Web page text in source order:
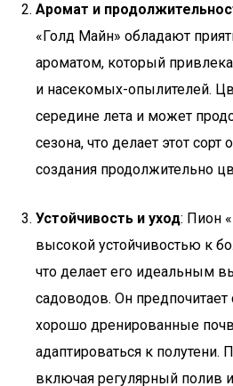
Аромат и
«Голд Майн» обладают
ароматом, который
и насекомых-опылителей.
середине лета и может
сезона, что делает этот
создания продолжительно
Устойчивость и уход: Пион
высокой устойчивостью к
что делает его идеальным
садоводов. Он предпочитает
хорошо дренированные
адаптироваться к полутени.
включая регулярный полив